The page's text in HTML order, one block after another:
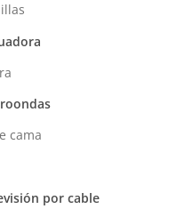
cama
por cable